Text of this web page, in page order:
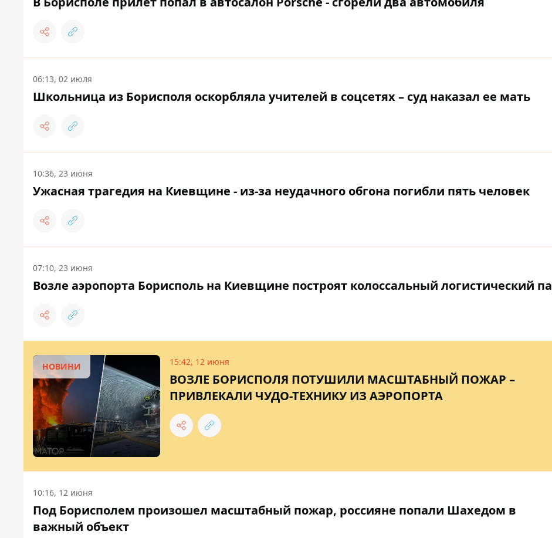
06:13, 02 июля
Школьница из Борисполя оскорбляла учителей в соцсетях – суд наказал ее мать
10:36, 23 июня
Ужасная трагедия на Киевщине - из-за неудачного обгона погибли пять человек
07:10, 23 июня
Возле аэропорта Борисполь на Киевщине построят колоссальный логистический
НОВИНИ 15:42, 12 июня
ВОЗЛЕ БОРИСПОЛЯ ПОТУШИЛИ МАСШТАБНЫЙ ПОЖАР –
ПРИВЛЕКАЛИ ЧУДО-ТЕХНИКУ ИЗ АЭРОПОРТА
10:16, 12 июня
Под Борисполем произошел масштабный пожар, россияне попали Шахедом в
важный объект